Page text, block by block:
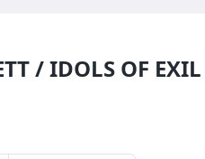
/ IDOLS OF EXIL